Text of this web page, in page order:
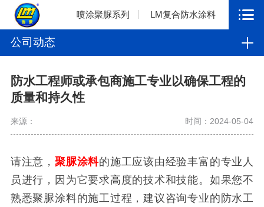
喷涂聚脲系列 LM复合防水涂料
公司动态
防水工程师或承包商施工专业以确保工程的
质量和持久性
来源： 时间：2024-05-04
请注意， 聚脲涂料的施工应该由经验丰富的专业人
员进行，因为它要求高度的技术和技能。如果您不
熟悉聚脲涂料的施工过程，建议咨询专业的防水工